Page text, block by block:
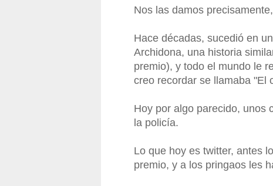
Nos las damos
Hace décadas, sucedió en
Archidona, una historia
premio), y todo el mundo le
creo recordar se llamaba "El
Hoy por algo parecido, unos
la policía.
Lo que hoy es twitter, antes
premio, y a los pringaos les